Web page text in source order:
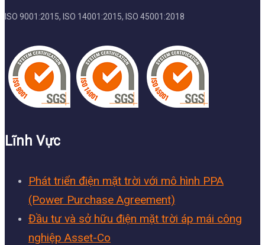
ISO 9001:2015, ISO 14001:2015, ISO 45001:2018
Lĩnh Vực
Phát triển điện mặt trời với mô hình PPA
(Power Purchase Agreement)
Đầu tư và sở hữu điện mặt trời áp mái công
nghiệp Asset-Co